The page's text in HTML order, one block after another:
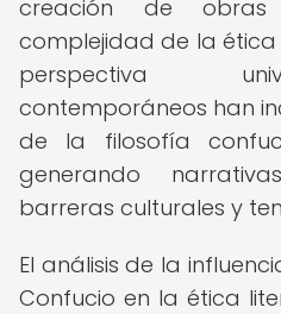
creación de
complejidad de la
perspectiva
contemporáneos han
de la filosofía
generando
barreras culturales y
El análisis de la
Confucio en la ética